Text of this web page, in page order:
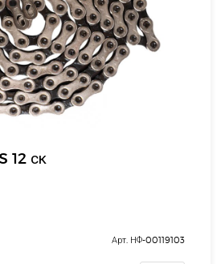
12 ск
Арт. НФ-00119103